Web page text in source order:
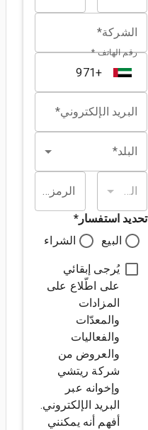
الشركة*
رقم الهاتف *
البريد الإلكتروني*
البلد*
الولاية/المقاطعة* الرمز البريدي*
تحديد استفسار *
البيع
الشراء
يُرجى إبقائي
على اطّلاع على
المزادات
والمعدّات
والفعاليات
والعروض من
شركة ريتشي
وإخوانه عبر
البريد الإلكتروني.
أفهم أنه يمكنني